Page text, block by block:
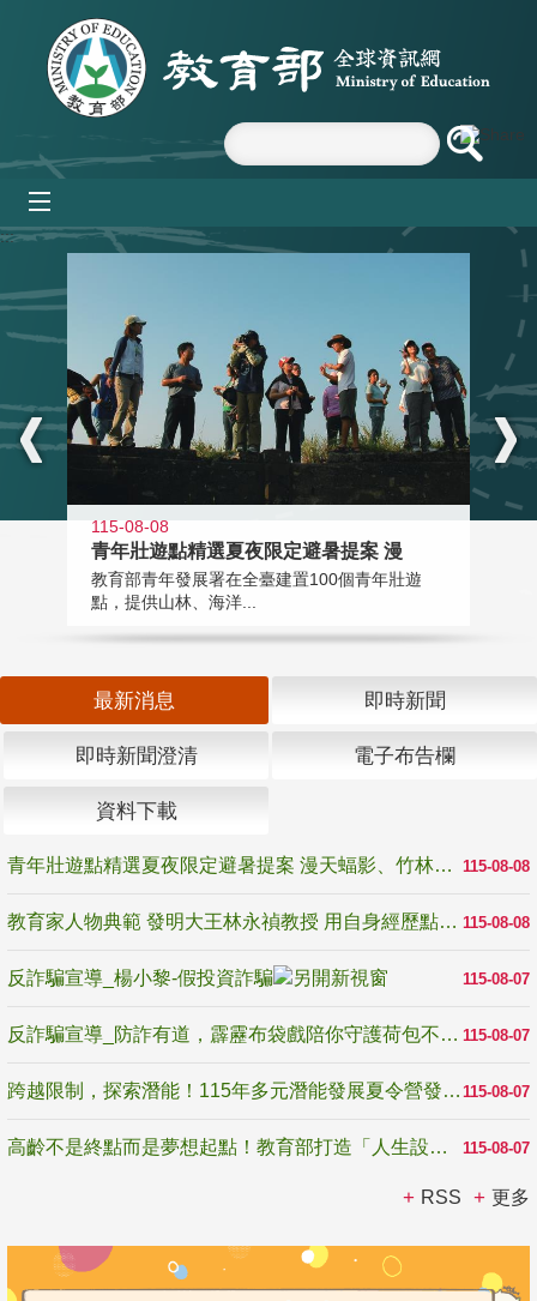
跳到主要內容區塊
:::
115-08-08
青年壯遊點精選夏夜限定避暑提案 漫
教育部青年發展署在全臺建置100個青年壯遊
點，提供山林、海洋...
最新消息 即時新聞
即時新聞澄清 電子布告欄
資料下載
115-08-08
青年壯遊點精選夏夜限定避暑提案 漫天蝠影、竹林尋蛙、茶香夜觀 邀青年暮色出發
115-08-08
教育家人物典範 發明大王林永禎教授 用自身經歷點亮學生的路
115-08-07
反詐騙宣導_楊小黎-假投資詐騙
115-08-07
反詐騙宣導_防詐有道，霹靂布袋戲陪你守護荷包不受騙
115-08-07
跨越限制，探索潛能！115年多元潛能發展夏令營發掘生命無限可能
115-08-07
高齡不是終點而是夢想起點！教育部打造「人生設計夢工場」 參展第3屆高齡健康產業博覽會
RSS 更多